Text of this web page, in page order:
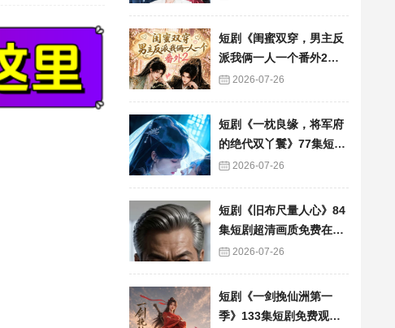
短剧《闺蜜双穿，男主反
派我俩一人一个番外2》6
0集短剧高清完整版免费
2026-07-26
短剧《一枕良缘，将军府
的绝代双丫鬟》77集短剧
完整版免费畅享
2026-07-26
短剧《旧布尺量人心》84
集短剧超清画质免费在线
追 2026-07-26
短剧《一剑挽仙洲第一
季》133集短剧免费观看